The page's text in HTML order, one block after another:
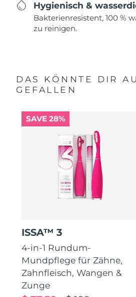
Hygienisch &
Bakterienresistent, 100 %
zu reinigen.
DAS KÖNNTE DIR
GEFALLEN
SAVE 28%
ISSA™ 3
4-in-1 Rundum-
Mundpflege für Zähne,
Zahnfleisch, Wangen &
Zunge